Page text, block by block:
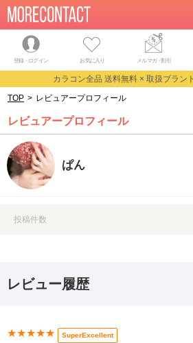
登録・ログイン お気に入り メルマガ・割引
カラコン全品 送料無料 × 取扱ブラン
TOP > レビュアープロフィール
レビュアープロフィール
ぱん
投稿件数
レビュー履歴
★★★★★ SuperExcellent